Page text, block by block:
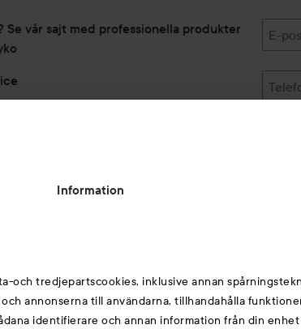
Information
och tredjepartscookies, inklusive annan
annonserna till användarna, tillhandahålla
identifierare och annan information från din
Se vår sajt med professionella produkter
Fragrances of the World
också gillar
E-